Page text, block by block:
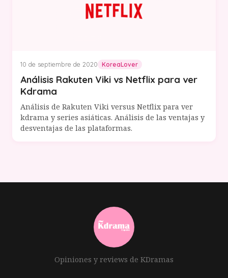
10 de septiembre de 2020 KoreaLover
Análisis Rakuten Viki vs Netflix para ver
Kdrama
Análisis de Rakuten Viki versus Netflix para ver
kdrama y series asiáticas. Análisis de las ventajas y
desventajas de las plataformas.
Opiniones y reviews de KDramas